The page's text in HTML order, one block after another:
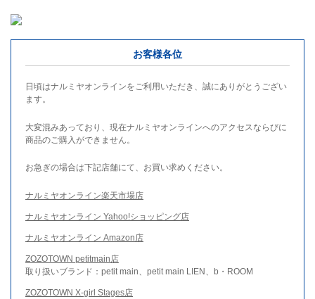
お客様各位
日頃はナルミヤオンラインをご利用いただき、誠にありがとうござい
ます。
大変混みあっており、現在ナルミヤオンラインへのアクセスならびに
商品のご購入ができません。
お急ぎの場合は下記店舗にて、お買い求めください。
ナルミヤオンライン楽天市場店
ナルミヤオンライン Yahoo!ショッピング店
ナルミヤオンライン Amazon店
ZOZOTOWN petitmain店
取り扱いブランド：petit main、petit main LIEN、b・ROOM
ZOZOTOWN X-girl Stages店